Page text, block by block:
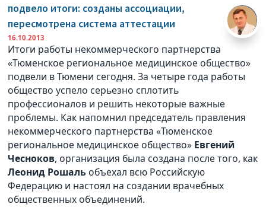
подвело итоги: созданы ассоциации,
пересмотрена система аттестации
16.10.2013
Итоги работы некоммерческого партнерства
«Тюменское региональное медицинское общество»
подвели в Тюмени сегодня. За четыре года работы
общество успело серьезно сплотить
профессионалов и решить некоторые важные
проблемы. Как напомнил председатель правления
некоммерческого партнерства «Тюменское
региональное медицинское общество» Евгений
Чесноков, организация была создана после того, как
Леонид Рошаль объехал всю Российскую
Федерацию и настоял на создании врачебных
общественных объединений.